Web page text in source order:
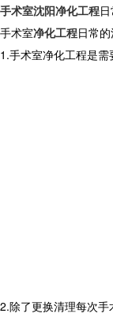
手术室沈阳净化工程
手术室净化工程日常
1.手术室净化工程是
2.除了更换清理每次